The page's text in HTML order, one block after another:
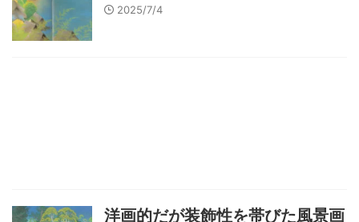
2025/7/4
洋画的だが装飾性を帯びた風景画